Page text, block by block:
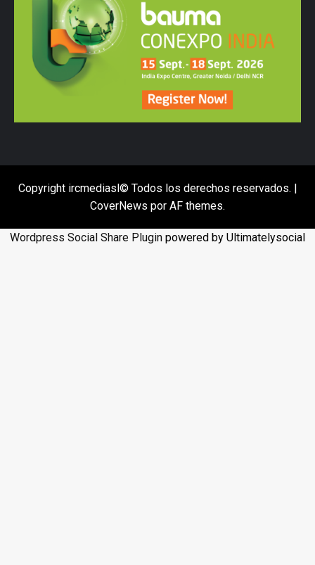
Copyright ircmediasl© Todos los derechos reservados. |
CoverNews por AF themes.
Wordpress Social Share Plugin powered by Ultimatelysocial